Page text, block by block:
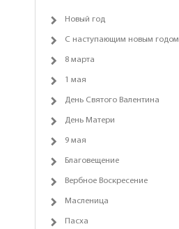
Новый год
С наступающим новым годом
8 марта
1 мая
День Святого Валентина
День Матери
9 мая
Благовещение
Вербное Воскресение
Масленица
Пасха